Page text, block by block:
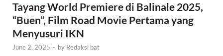
Tayang World Premiere di Balinale 2025,
“Buen”, Film Road Movie Pertama yang
Menyusuri IKN
June 2, 2025 - by Redaksi bat